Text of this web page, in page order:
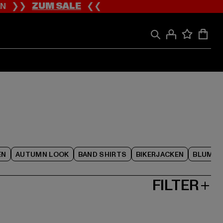
❯❯ZUM SALE❮❮
AUTUMN LOOK BAND SHIRTS BIKERJACKEN
FILTER